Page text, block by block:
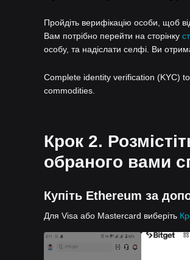
Пройдіть верифікацію особи, щоб
Вам потрібно перейти на сторінку
особу, та надіслати селфі. Ви
Complete identity verification (KYC)
commodities.
Крок 2.
обраного вами
Купіть Ethereum за
Для Visa або Mastercard виберіть